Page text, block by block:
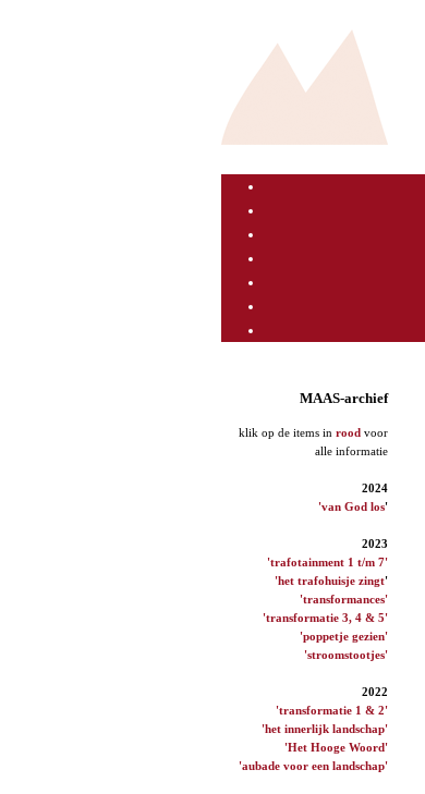
MAAS-archief
klik op de items in rood voor
alle informatie
2024
'van God los'
2023
'trafotainment 1 t/m 7'
'het trafohuisje zingt'
'transformances'
'transformatie 3, 4 & 5'
'poppetje gezien'
'stroomstootjes'
2022
'transformatie 1 & 2'
'het innerlijk landschap'
'Het Hooge Woord'
'aubade voor een landschap'